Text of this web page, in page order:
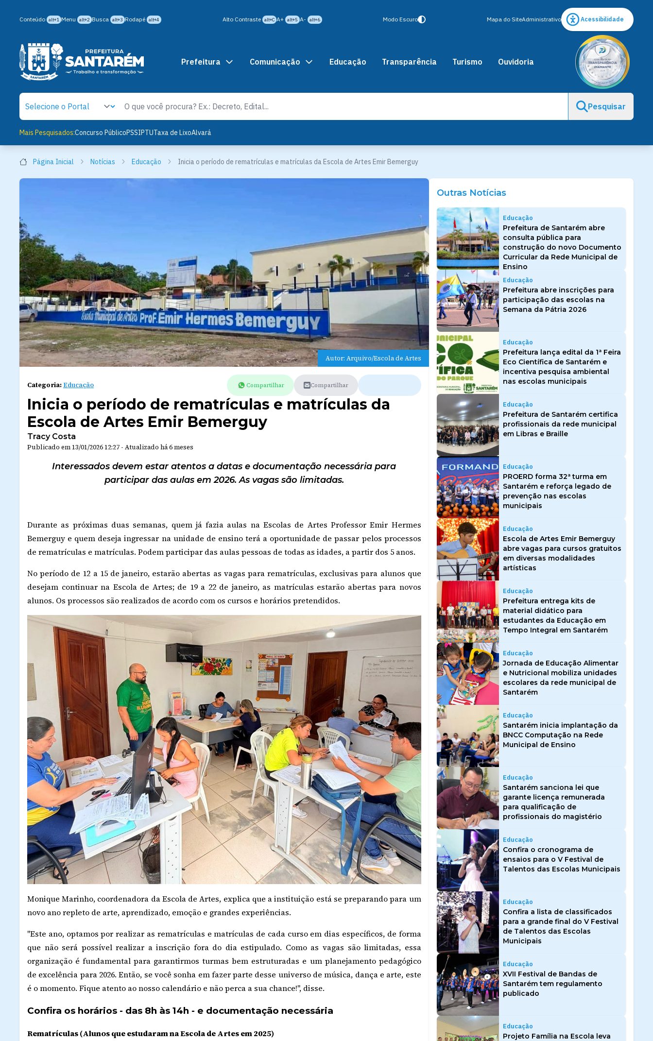
Conteúdo alt+1 Menu alt+2 Busca alt+3 Rodapé alt+4 Alto Contraste alt+C A+ alt+5 A- alt+6 Modo Escuro Mapa do SiteAdministrativo Acessibilidade
Prefeitura Comunicação Educação Transparência Turismo Ouvidoria
Pesquisar
Mais Pesquisados:Concurso PúblicoPSSIPTUTaxa de LixoAlvará
Página Inicial Notícias Educação Inicia o período de rematrículas e matrículas da Escola de Artes Emir Bemerguy
Autor: Arquivo/Escola de Artes
Categoria:Educação Compartilhar Compartilhar
Inicia o período de rematrículas e matrículas da
Escola de Artes Emir Bemerguy
Tracy Costa
Publicado em 13/01/2026 12:27 - Atualizado há 6 meses
Interessados devem estar atentos a datas e documentação necessária para
participar das aulas em 2026. As vagas são limitadas.
Durante as próximas duas semanas, quem já fazia aulas na Escolas de Artes Professor Emir Hermes
Bemerguy e quem deseja ingressar na unidade de ensino terá a oportunidade de passar pelos processos
de rematrículas e matrículas. Podem participar das aulas pessoas de todas as idades, a partir dos 5 anos.
No período de 12 a 15 de janeiro, estarão abertas as vagas para rematrículas, exclusivas para alunos que
desejam continuar na Escola de Artes; de 19 a 22 de janeiro, as matrículas estarão abertas para novos
alunos. Os processos são realizados de acordo com os cursos e horários pretendidos.
Monique Marinho, coordenadora da Escola de Artes, explica que a instituição está se preparando para um
novo ano repleto de arte, aprendizado, emoção e grandes experiências.
"Este ano, optamos por realizar as rematrículas e matrículas de cada curso em dias específicos, de forma
que não será possível realizar a inscrição fora do dia estipulado. Como as vagas são limitadas, essa
organização é fundamental para garantirmos turmas bem estruturadas e um planejamento pedagógico
de excelência para 2026. Então, se você sonha em fazer parte desse universo de música, dança e arte, este
é o momento. Fique atento ao nosso calendário e não perca a sua chance!", disse.
Confira os horários - das 8h às 14h - e documentação necessária
Rematrículas (Alunos que estudaram na Escola de Artes em 2025)
Outras Notícias
Educação
Prefeitura de Santarém abre
consulta pública para
construção do novo Documento
Curricular da Rede Municipal de
Ensino
Educação
Prefeitura abre inscrições para
participação das escolas na
Semana da Pátria 2026
Educação
Prefeitura lança edital da 1ª Feira
Eco Científica de Santarém e
incentiva pesquisa ambiental
nas escolas municipais
Educação
Prefeitura de Santarém certifica
profissionais da rede municipal
em Libras e Braille
Educação
PROERD forma 32ª turma em
Santarém e reforça legado de
prevenção nas escolas
municipais
Educação
Escola de Artes Emir Bemerguy
abre vagas para cursos gratuitos
em diversas modalidades
artísticas
Educação
Prefeitura entrega kits de
material didático para
estudantes da Educação em
Tempo Integral em Santarém
Educação
Jornada de Educação Alimentar
e Nutricional mobiliza unidades
escolares da rede municipal de
Santarém
Educação
Santarém inicia implantação da
BNCC Computação na Rede
Municipal de Ensino
Educação
Santarém sanciona lei que
garante licença remunerada
para qualificação de
profissionais do magistério
Educação
Confira o cronograma de
ensaios para o V Festival de
Talentos das Escolas Municipais
Educação
Confira a lista de classificados
para a grande final do V Festival
de Talentos das Escolas
Municipais
Educação
XVII Festival de Bandas de
Santarém tem regulamento
publicado
Educação
Projeto Família na Escola leva